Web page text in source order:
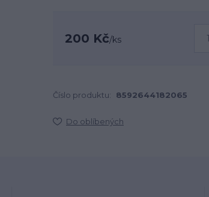
200 Kč/ks
Číslo produktu: 8592644182065
Do oblíbených